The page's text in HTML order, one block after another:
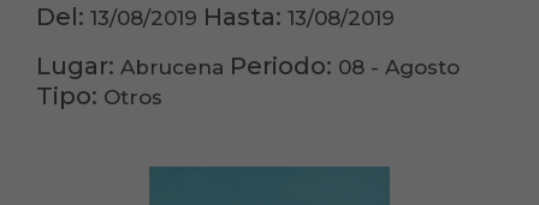
Del: 13/08/2019 Hasta: 13/08/2019
Lugar: Abrucena Periodo: 08 - Agosto
Tipo: Otros